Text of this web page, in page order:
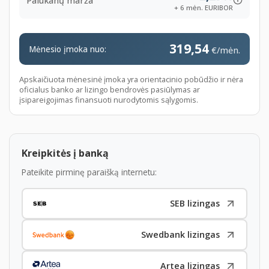
https://www.swedbank.lt/private/credit/leasing/
language=LIT
Perkant lizingu pasirūpinsime automobilio
perregistravimu.
Neturite laiko ar galimybių atvykti apžiūrėti
automobilio?
Vilniaus mieste pristatysime automobilį apžiūrai Jūsų
Galime pristatyti automobilį apžiūrai į Jūsų miestą
nurodytu adresu (taikomas papildomas mokestis).
Kaina galutinė, nėra jokių papildomų mokesčių
(išskyrus taršos mokestį, jei toks taikomas).
+ 6 mėn. EURIBOR
Mėnesio įmoka nuo: 319,54 €/mėn.
Apskaičiuota mėnesinė įmoka yra orientacinio pobūdžio ir nėra
oficialus banko ar lizingo bendrovės pasiūlymas ar
įsipareigojimas finansuoti nurodytomis sąlygomis.
Kreipkitės į banką
Pateikite pirminę paraišką internetu:
SEB lizingas
Swedbank lizingas
Artea lizingas